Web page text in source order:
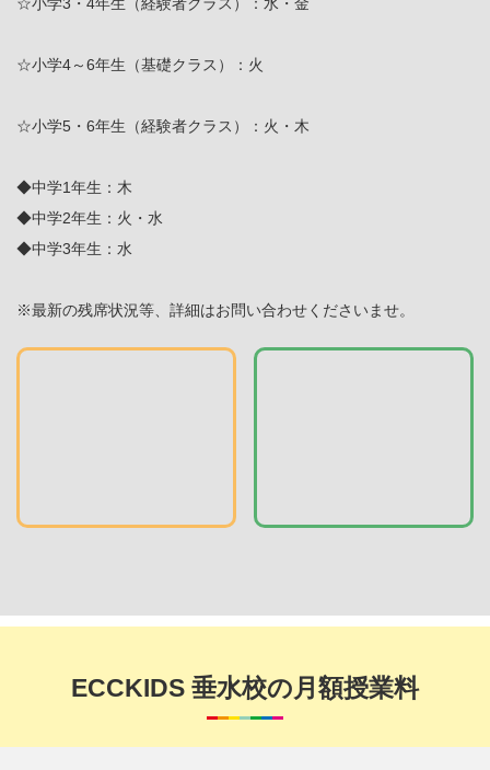
☆小学4～6年生（基礎クラス）：火
☆小学5・6年生（経験者クラス）：火・木
◆中学1年生：木
◆中学2年生：火・水
◆中学3年生：水
※最新の残席状況等、詳細はお問い合わせくださいませ。
ECCKIDS 垂水校の月額授業料